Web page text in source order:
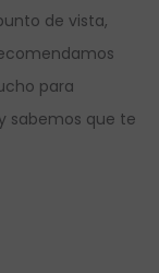
de vista,
para
sabemos que te